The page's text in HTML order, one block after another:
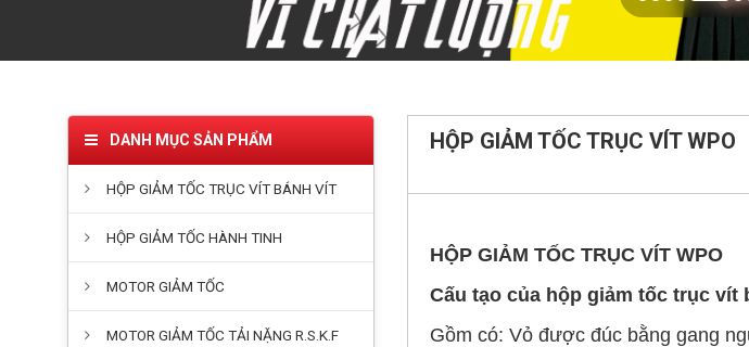
DANH MỤC SẢN PHẨM
HỘP GIẢM TỐC TRỤC VÍT BÁNH VÍT
HỘP GIẢM TỐC HÀNH TINH
MOTOR GIẢM TỐC
MOTOR GIẢM TỐC TẢI NẶNG R.S.K.F
HỘP GIẢM TỐC TRỤC VÍT WPO
HỘP GIẢM TỐC TRỤC VÍT WPO
Cấu tạo của hộp giảm tốc trục vít
Gồm có: Vỏ được đúc bằng gang